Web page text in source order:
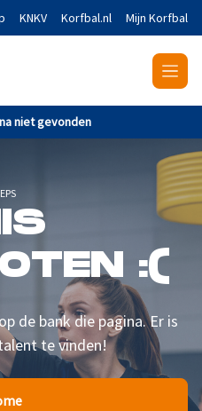
KNKV Korfbal.nl Mijn Korfbal
niet gevonden
:(
de bank die pagina. Er is
te vinden!